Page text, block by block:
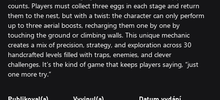
counts. Players must collect three eggs in each stage and return
them to the nest, but with a twist: the character can only perform
up to three aerial boosts, recharging them one by one by
touching the ground or climbing walls. This unique mechanic
creates a mix of precision, strategy, and exploration across 30
handcrafted levels filled with traps, enemies, and clever
challenges. It’s the kind of game that keeps players saying, “just
one more try.”